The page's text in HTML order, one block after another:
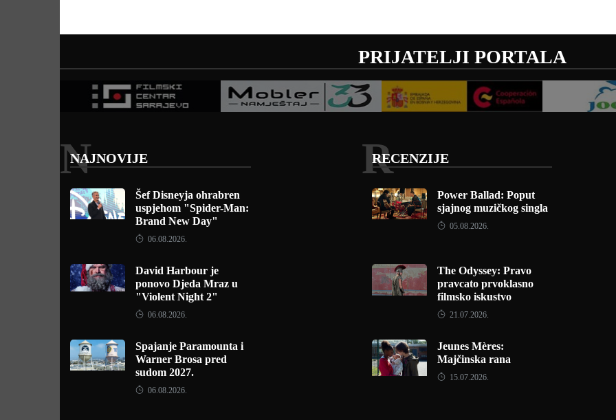
PRIJATELJI PORTALA
NAJNOVIJE
N
Šef Disneyja ohrabren
uspjehom "Spider-Man:
Brand New Day"
06.08.2026.
David Harbour je
ponovo Djeda Mraz u
"Violent Night 2"
06.08.2026.
Spajanje Paramounta i
Warner Brosa pred
sudom 2027.
06.08.2026.
RECENZIJE
R
Power Ballad: Poput
sjajnog muzičkog singla
05.08.2026.
The Odyssey: Pravo
pravcato prvoklasno
filmsko iskustvo
21.07.2026.
Jeunes Mères:
Majčinska rana
15.07.2026.